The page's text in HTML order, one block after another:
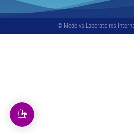
© Medelys Laboratoires